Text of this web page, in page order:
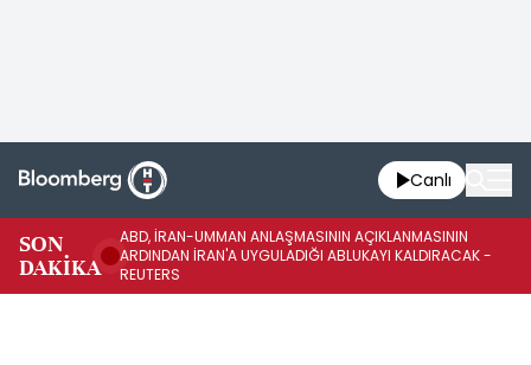
Canlı
SON
DAKİKA
ABD, İRAN-UMMAN ANLAŞMASININ AÇIKLANMASININ
ARDINDAN İRAN'A UYGULADIĞI ABLUKAYI KALDIRACAK -
REUTERS